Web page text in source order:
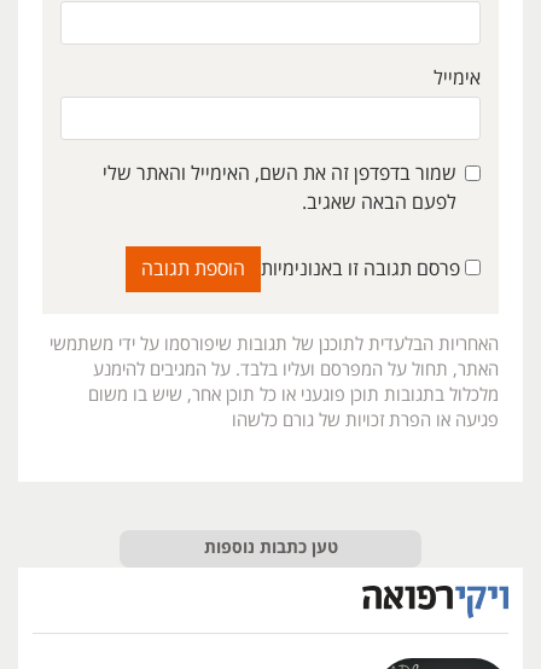
אימייל
שמור בדפדפן זה את השם, האימייל והאתר שלי
לפעם הבאה שאגיב.
פרסם תגובה זו באנונימיות
האחריות הבלעדית לתוכנן של תגובות שיפורסמו על ידי משתמשי
האתר, תחול על המפרסם ועליו בלבד. על המגיבים להימנע
מלכלול בתגובות תוכן פוגעני או כל תוכן אחר, שיש בו משום
פגיעה או הפרת זכויות של גורם כלשהו
טען כתבות נוספות